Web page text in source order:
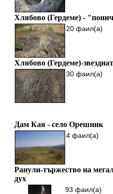
Хлябово (Гердеме) -
20 фаил(а)
Хлябово (Гердеме)-
30 фаил(а)
Дам Кая - село Орешник
4 фаил(а)
Ранули-тържество на
дух
93 фаил(а)